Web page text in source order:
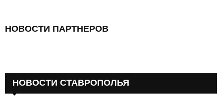
НОВОСТИ ПАРТНЕРОВ
НОВОСТИ СТАВРОПОЛЬЯ